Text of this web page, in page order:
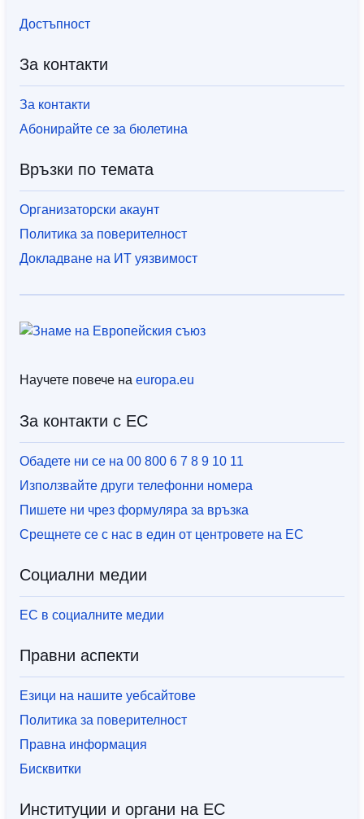
Достъпност
За контакти
За контакти
Абонирайте се за бюлетина
Връзки по темата
Организаторски акаунт
Политика за поверителност
Докладване на ИТ уязвимост
Научете повече на europa.eu
За контакти с ЕС
Обадете ни се на 00 800 6 7 8 9 10 11
Използвайте други телефонни номера
Пишете ни чрез формуляра за връзка
Срещнете се с нас в един от центровете на ЕС
Социални медии
ЕС в социалните медии
Правни аспекти
Езици на нашите уебсайтове
Политика за поверителност
Правна информация
Бисквитки
Институции и органи на ЕС